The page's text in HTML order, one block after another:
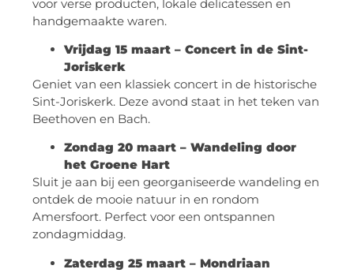
voor verse producten, lokale delicatessen en
handgemaakte waren.
Vrijdag 15 maart – Concert in de Sint-
Joriskerk
Geniet van een klassiek concert in de historische
Sint-Joriskerk. Deze avond staat in het teken van
Beethoven en Bach.
Zondag 20 maart – Wandeling door
het Groene Hart
Sluit je aan bij een georganiseerde wandeling en
ontdek de mooie natuur in en rondom
Amersfoort. Perfect voor een ontspannen
zondagmiddag.
Zaterdag 25 maart – Mondriaan